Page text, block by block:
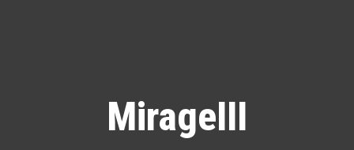
MirageIII